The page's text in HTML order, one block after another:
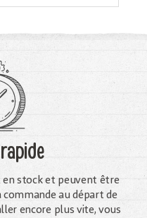
en stock et peuvent être
au départ de
encore plus vite, vous